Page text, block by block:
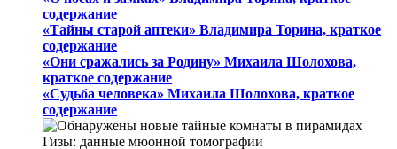
содержание
«Тайны старой аптеки» Владимира Торина, краткое
содержание
«Они сражались за Родину» Михаила Шолохова,
краткое содержание
«Судьба человека» Михаила Шолохова, краткое
содержание